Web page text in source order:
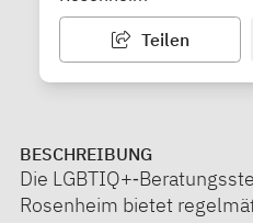
Teilen
BESCHREIBUNG
Die
Rosenheim bietet